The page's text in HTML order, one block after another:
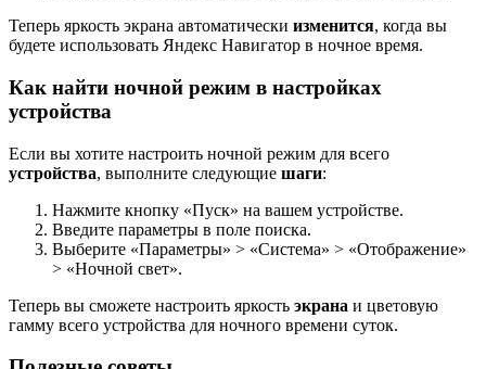
Теперь яркость экрана автоматически изменится, когда вы
будете использовать Яндекс Навигатор в ночное время.
Как найти ночной режим в настройках
устройства
Если вы хотите настроить ночной режим для всего
устройства, выполните следующие шаги:
Нажмите кнопку «Пуск» на вашем устройстве.
Введите параметры в поле поиска.
Выберите «Параметры» > «Система» > «Отображение»
> «Ночной свет».
Теперь вы сможете настроить яркость экрана и цветовую
гамму всего устройства для ночного времени суток.